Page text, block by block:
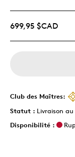
699,95 $CAD
Club des Maîtres:
Statut : Livraison
Disponibilité :